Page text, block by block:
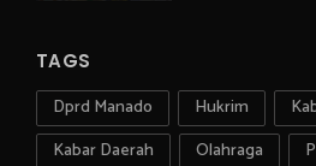
TAGS
Dprd Manado Hukrim
Kabar Daerah
Olahraga